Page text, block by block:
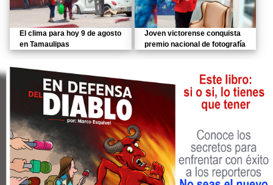
El clima para hoy 9 de agosto
en Tamaulipas
Joven victorense conquista
premio nacional de fotografía